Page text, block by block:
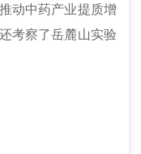
动中药产业提质增
考察了岳麓山实验